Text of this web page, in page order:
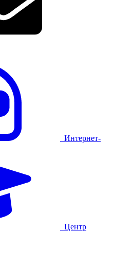
Интернет-
Центр